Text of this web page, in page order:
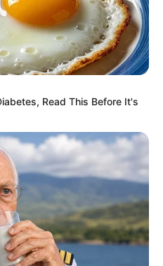
7 Potret
Berusia
Read This Before It's